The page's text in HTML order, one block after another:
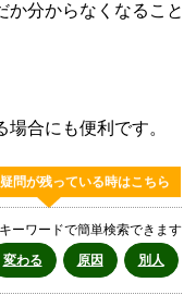
か分からなくなること
合にも便利です。
疑問が残っている時はこちら
ーワードで簡単検索できます
変わる 原因 別人